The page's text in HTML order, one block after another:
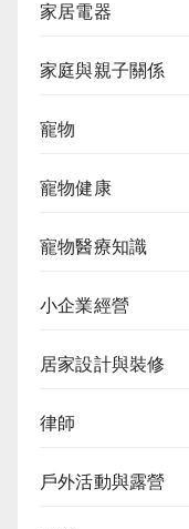
家居電器
家庭與親子關係
寵物
寵物健康
寵物醫療知識
小企業經營
居家設計與裝修
律師
戶外活動與露營